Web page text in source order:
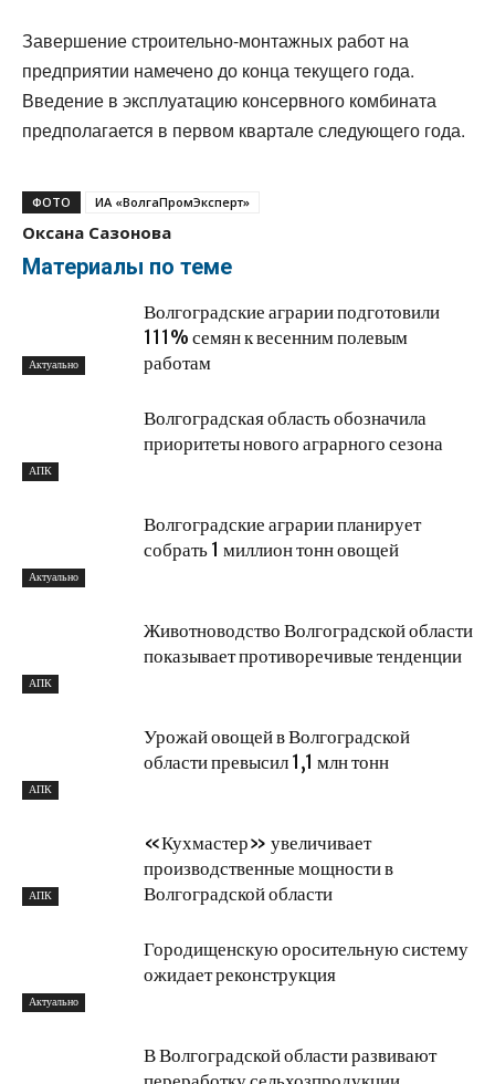
Завершение строительно-монтажных работ на
предприятии намечено до конца текущего года.
Введение в эксплуатацию консервного комбината
предполагается в первом квартале следующего года.
ФОТО ИА «ВолгаПромЭксперт»
Оксана Сазонова
Материалы по теме
Актуально
Волгоградские аграрии подготовили
111% семян к весенним полевым
работам
АПК
Волгоградская область обозначила
приоритеты нового аграрного сезона
Актуально
Волгоградские аграрии планирует
собрать 1 миллион тонн овощей
АПК
Животноводство Волгоградской области
показывает противоречивые тенденции
АПК
Урожай овощей в Волгоградской
области превысил 1,1 млн тонн
АПК
«Кухмастер» увеличивает
производственные мощности в
Волгоградской области
Актуально
Городищенскую оросительную систему
ожидает реконструкция
В Волгоградской области развивают